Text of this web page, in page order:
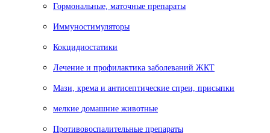
Гормональные, маточные препараты
Иммуностимуляторы
Кокцидиостатики
Лечение и профилактика заболеваний ЖКТ
Мази, крема и антисептические спреи, присыпки
мелкие домашние животные
Противовоспалительные препараты